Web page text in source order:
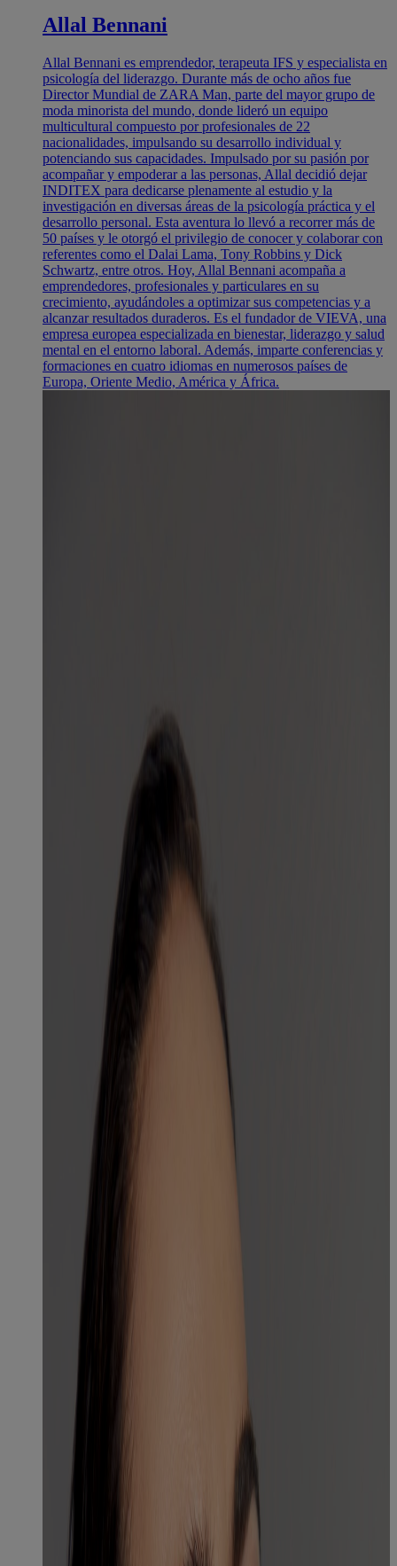
Allal Bennani
Allal Bennani es emprendedor, terapeuta IFS y especialista en
psicología del liderazgo. Durante más de ocho años fue
Director Mundial de ZARA Man, parte del mayor grupo de
moda minorista del mundo, donde lideró un equipo
multicultural compuesto por profesionales de 22
nacionalidades, impulsando su desarrollo individual y
potenciando sus capacidades. Impulsado por su pasión por
acompañar y empoderar a las personas, Allal decidió dejar
INDITEX para dedicarse plenamente al estudio y la
investigación en diversas áreas de la psicología práctica y el
desarrollo personal. Esta aventura lo llevó a recorrer más de
50 países y le otorgó el privilegio de conocer y colaborar con
referentes como el Dalai Lama, Tony Robbins y Dick
Schwartz, entre otros. Hoy, Allal Bennani acompaña a
emprendedores, profesionales y particulares en su
crecimiento, ayudándoles a optimizar sus competencias y a
alcanzar resultados duraderos. Es el fundador de VIEVA, una
empresa europea especializada en bienestar, liderazgo y salud
mental en el entorno laboral. Además, imparte conferencias y
formaciones en cuatro idiomas en numerosos países de
Europa, Oriente Medio, América y África.